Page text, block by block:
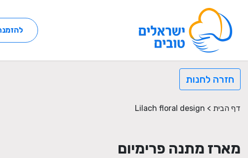
חזרה לחנות
דף הבית >
Lilach floral design
מארז מתנה פרימיום